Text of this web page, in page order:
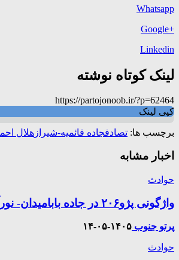
Whatsapp
+Google
Linkedin
لینک کوتاه نوشته
https://partojonoob.ir/?p=62464
کپی لینک
برچسب ها: تصادفجاده قائمیه-شیراز هلال
اخبار مشابه
حوادث
واژگونی پژو۲۰۶ در جاده بابامیدان- نورآباد با ۳ مصدوم
پرتو جنوب ۱۴۰۵-۰۵-۱۴
حوادث